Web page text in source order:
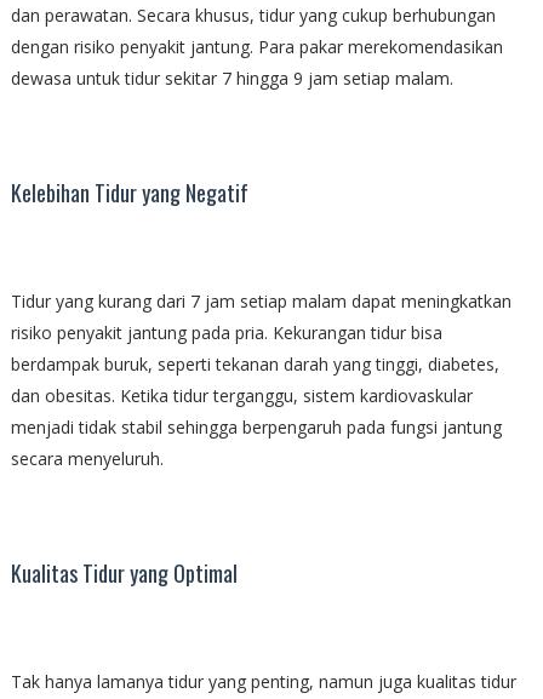
dan perawatan. Secara khusus, tidur yang cukup berhubungan
dengan risiko penyakit jantung. Para pakar merekomendasikan
dewasa untuk tidur sekitar 7 hingga 9 jam setiap malam.
Kelebihan Tidur yang Negatif
Tidur yang kurang dari 7 jam setiap malam dapat meningkatkan
risiko penyakit jantung pada pria. Kekurangan tidur bisa
berdampak buruk, seperti tekanan darah yang tinggi, diabetes,
dan obesitas. Ketika tidur terganggu, sistem kardiovaskular
menjadi tidak stabil sehingga berpengaruh pada fungsi jantung
secara menyeluruh.
Kualitas Tidur yang Optimal
Tak hanya lamanya tidur yang penting, namun juga kualitas tidur